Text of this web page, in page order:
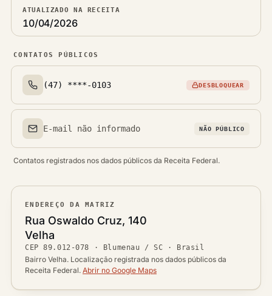
ATUALIZADO NA RECEITA
10/04/2026
CONTATOS PÚBLICOS
Telefone(s)
(47) ****-0103 DESBLOQUEAR
Email(s)
E-mail não informado NÃO PÚBLICO
Contatos registrados nos dados públicos da Receita Federal.
ENDEREÇO DA MATRIZ
Logradouro
Rua Oswaldo Cruz, 140
Bairro
Velha
CEP
CEP89.012-078 ·
Cidade / UF
Blumenau / SC · Brasil
Bairro Velha. Localização registrada nos dados públicos da
Receita Federal. Abrir no Google Maps